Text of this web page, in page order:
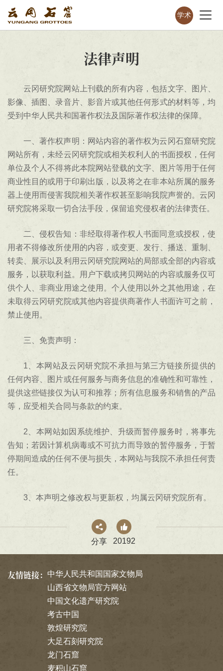
学术
法律声明
云冈研究院网站上刊载的所有内容，包括文字、图片、
影像、插图、录音片、影音片或其他任何形式的材料等，均
受到中华人民共和国著作权法及国际著作权法律的保障。
一、著作权声明：网站内容的著作权为云冈石窟研究院
网站所有，未经云冈研究院或相关权利人的书面授权，任何
单位及个人不得将此本院网站登载的文字、图片等用于任何
商业性目的或用于印刷出版，以及将之在非本站所属的服务
器上使用而侵害我院相关著作权甚至影响我院声誉的。云冈
研究院将采取一切合法手段，保留追究侵权者的法律责任。
二、侵权告知：非经取得著作权人书面同意或授权，使
用者不得修改所使用的内容，或变更、发行、播送、重制、
转卖、展示以及利用云冈研究院网站的局部或全部的内容或
服务，以获取利益。用户下载或拷贝网站的内容或服务仅可
供个人、非商业用途之使用。个人使用以外之其他用途，在
未取得云冈研究院或其他内容提供商著作人书面许可之前，
禁止使用。
三、免责声明：
1、本网站及云冈研究院不承担与第三方链接所提供的
任何内容、图片或任何服务与商务信息的准确性和可靠性，
提供这些链接仅为认可和推荐；所有信息服务和销售的产品
等，应受相关合同与条款的约束。
2、本网站如因系统维护、升级而暂停服务时，将事先
告知；若因计算机病毒或不可抗力而导致的暂停服务，于暂
停期间造成的任何不便与损失，本网站与我院不承担任何责
任。
3、本声明之修改权与更新权，均属云冈研究院所有。
分享 20192
友情链接： 中华人民共和国国家文物局
山西省文物局官方网站
中国文化遗产研究院
考古中国
敦煌研究院
大足石刻研究院
龙门石窟
麦积山石窟